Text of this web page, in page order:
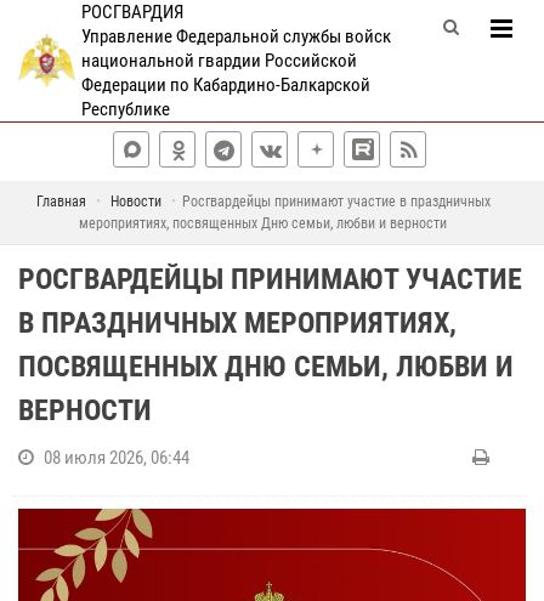
РОСГВАРДИЯ
Управление Федеральной службы войск
национальной гвардии Российской
Федерации по Кабардино-Балкарской
Республике
Главная Новости
Росгвардейцы принимают участие в праздничных
мероприятиях, посвященных Дню семьи, любви и верности
РОСГВАРДЕЙЦЫ ПРИНИМАЮТ УЧАСТИЕ
В ПРАЗДНИЧНЫХ МЕРОПРИЯТИЯХ,
ПОСВЯЩЕННЫХ ДНЮ СЕМЬИ, ЛЮБВИ И
ВЕРНОСТИ
08 июля 2026, 06:44